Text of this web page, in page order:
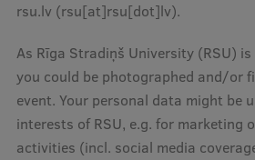
rsu.lv (rsu[at]rsu[dot]lv).
As Rīga Stradiņš University (RSU)
you could be photographed and/or
event. Your personal data might be
interests of RSU, e.g. for marketing
activities (incl. social media